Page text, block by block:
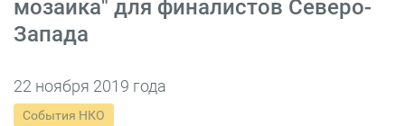
мозаика" для финалистов Северо-
Запада
22 ноября 2019 года
События НКО